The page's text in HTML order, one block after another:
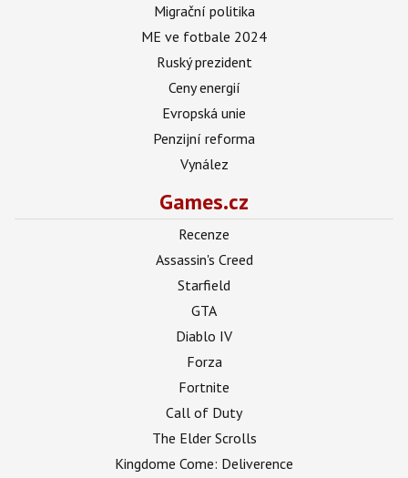
Migrační politika
ME ve fotbale 2024
Ruský prezident
Ceny energií
Evropská unie
Penzijní reforma
Vynález
Games.cz
Recenze
Assassin's Creed
Starfield
GTA
Diablo IV
Forza
Fortnite
Call of Duty
The Elder Scrolls
Kingdome Come: Deliverence